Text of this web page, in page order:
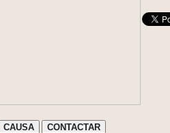
CAUSA CONTACTAR